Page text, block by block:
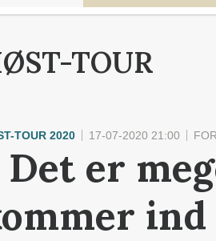
TOUR
TOUR 2020 17-07-2020 21:00
er
ind